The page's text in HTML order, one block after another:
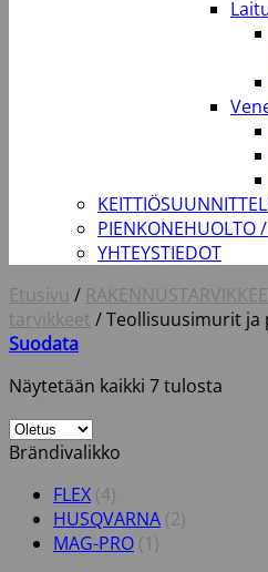
PIENKONEHUOLTO
YHTEYSTIEDOT
Etusivu /
tarvikkeet /Teollisuusimurit ja
Suodata
Näytetään kaikki 7 tulosta
Brändivalikko
FLEX (4)
HUSQVARNA (2)
MAG-PRO (1)